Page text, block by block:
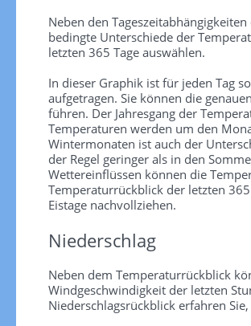
Neben den
bedingte Unterschiede der
letzten 365 Tage auswählen.
In dieser Graphik ist für jeden Tag
aufgetragen. Sie können die
führen. Der Jahresgang der
Temperaturen werden um den
Wintermonaten ist auch der
der Regel geringer als in den
Wettereinflüssen können die
Temperaturrückblick der letzten
Eistage nachvollziehen.
Niederschlag
Neben dem Temperaturrückblick
Windgeschwindigkeit der letzten
Niederschlagsrückblick erfahren